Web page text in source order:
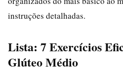
instruções detalhadas.
Lista: 7 Exercícios
Glúteo Médio